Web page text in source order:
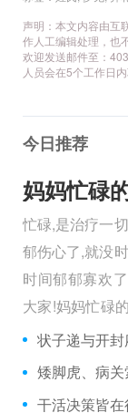
声明：本文内容由互
作人工编辑处理，也
欢迎发送邮件至：
人员会在5个工作日
今日推荐
忙碌,是治疗一
郁伤心了,就没
时间郁郁寡欢
大家!妈妈忙碌
人民警察，她